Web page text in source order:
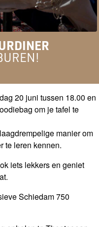
20 juni tussen 18.00 en
om je tafel te
manier om
te leren kennen.
iets lekkers en geniet
Schiedam 750